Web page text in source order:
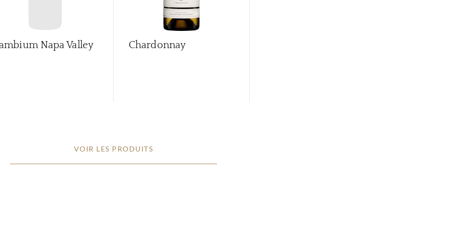
Napa Valley Chardonnay
VOIR LES PRODUITS